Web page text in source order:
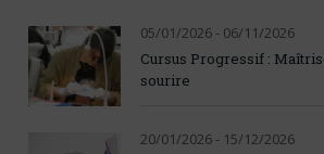
05/01/2026 - 06/11/2026
Cursus Progressif :
sourire
20/01/2026 - 15/12/2026